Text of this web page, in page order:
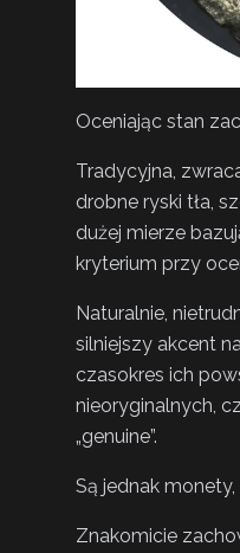
Oceniając stan
Tradycyjna,
drobne ryski tła,
dużej mierze
kryterium przy
Naturalnie,
silniejszy akcent
czasokres ich
nieoryginalnych,
„genuine”.
Są jednak
Znakomicie